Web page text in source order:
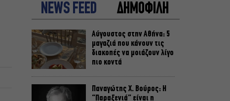
NEWS FEED ΔΗΜΟΦΙΛΗ
Αύγουστος στην Αθήνα: 5
μαγαζιά που κάνουν τις
διακοπές να μοιάζουν λίγο
πιο κοντά
Παναγώτης Χ. Βούρος: Η
“Παραξενιά” είναι η